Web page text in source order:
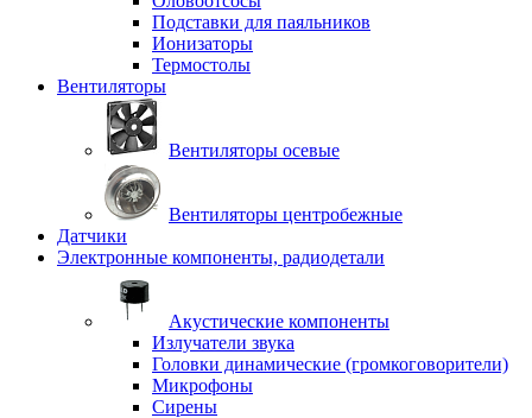
Подставки для паяльников
Ионизаторы
Термостолы
Вентиляторы
Вентиляторы осевые
Вентиляторы центробежные
Датчики
Электронные компоненты, радиодетали
Акустические компоненты
Излучатели звука
Головки динамические (громкоговорители)
Микрофоны
Сирены